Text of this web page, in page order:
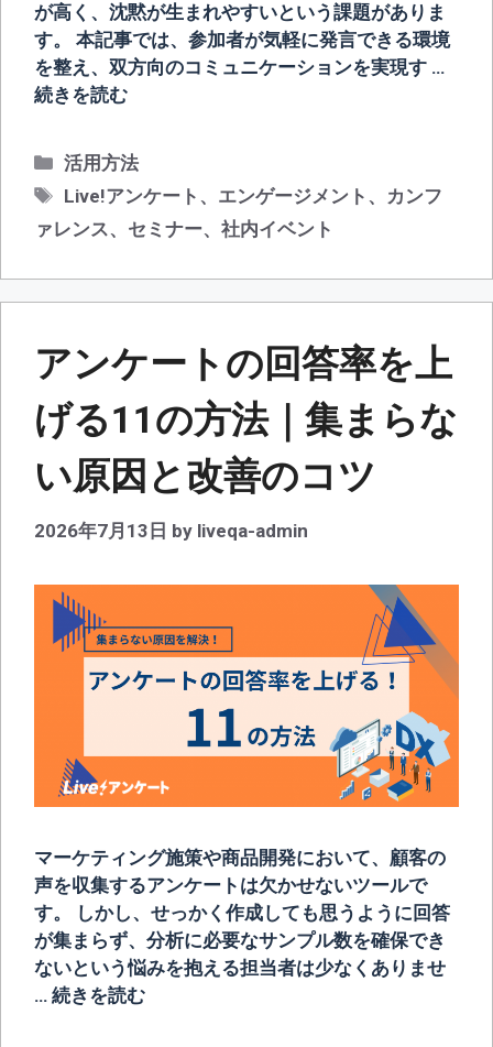
が高く、沈黙が生まれやすいという課題がありま
す。 本記事では、参加者が気軽に発言できる環境
を整え、双方向のコミュニケーションを実現す …
続きを読む
カ
テ
リ
活用方法
タ
グ
Live!アンケート 、 エンゲージメント 、 カンフ
ァレンス、 セミナー、 社内イベント
アンケートの回答率を上
げる11の方法｜集まらな
い原因と改善のコツ
2026年7月13日 by liveqa-admin
マーケティング施策や商品開発において、顧客の
声を収集するアンケートは欠かせないツールで
す。 しかし、せっかく作成しても思うように回答
が集まらず、分析に必要なサンプル数を確保でき
ないという悩みを抱える担当者は少なくありませ
… 続きを読む